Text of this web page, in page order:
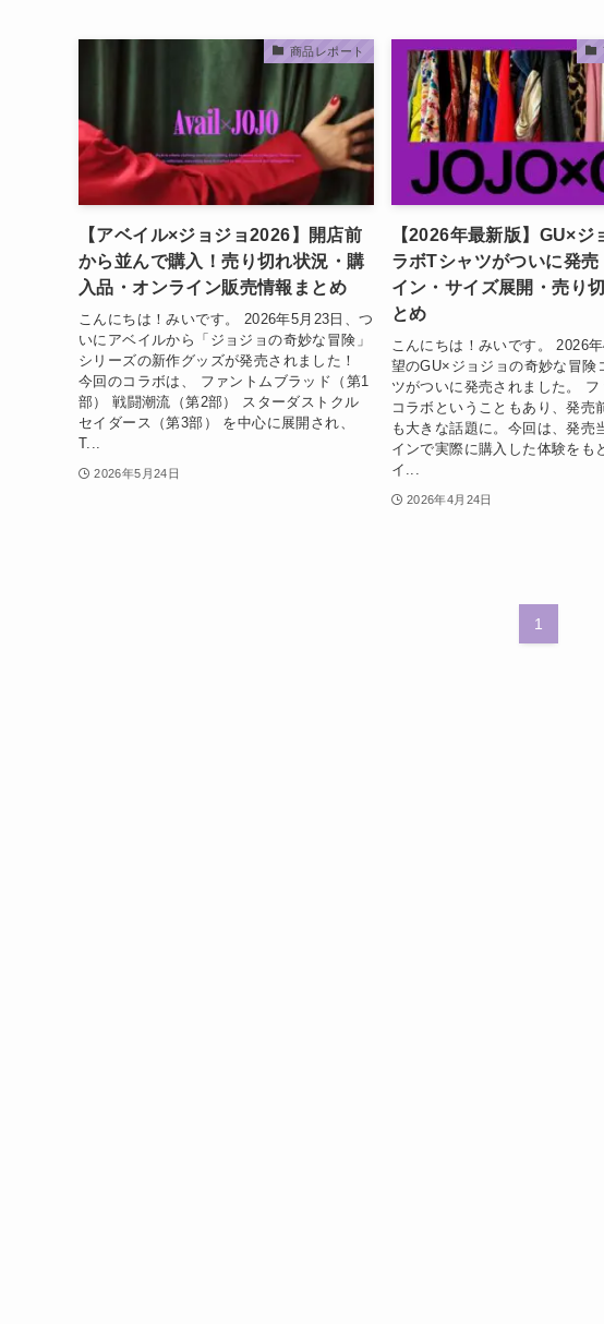
商品レポート
【アベイル×ジョジョ2026】開店前
から並んで購入！売り切れ状況・購
入品・オンライン販売情報まとめ
こんにちは！みいです。 2026年5月23日、つ
いにアベイルから「ジョジョの奇妙な冒険」
シリーズの新作グッズが発売されました！
今回のコラボは、 ファントムブラッド（第1
部） 戦闘潮流（第2部） スターダストクル
セイダース（第3部） を中心に展開され、
T...
2026年5月24日
【2026年最新版】GU×ジ
ラボTシャツがついに発売
イン・サイズ展開・売り
とめ
こんにちは！みいです。 2026
望のGU×ジョジョの奇妙な冒険
ツがついに発売されました。
コラボということもあり、発売
も大きな話題に。今回は、発売
インで実際に購入した体験をも
イ...
2026年4月24日
1